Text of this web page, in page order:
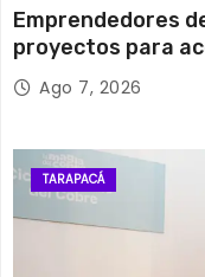
Emprendedores
proyectos para
Semilla de
Ago 7, 2026
TARAPACÁ